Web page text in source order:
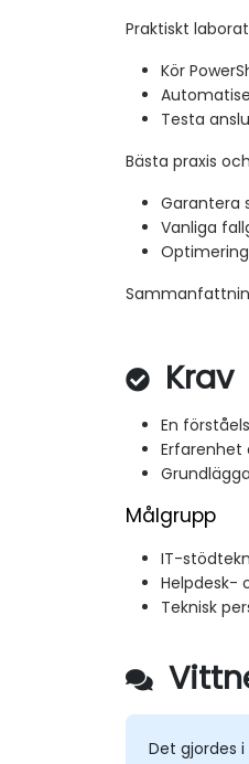
Praktiskt
Kör
Testa
Bästa praxis
Garantera
Vanliga
Krav
En
Erfarenhet
Målgrupp
IT-
Helpdesk-
Teknisk
Det gjordes